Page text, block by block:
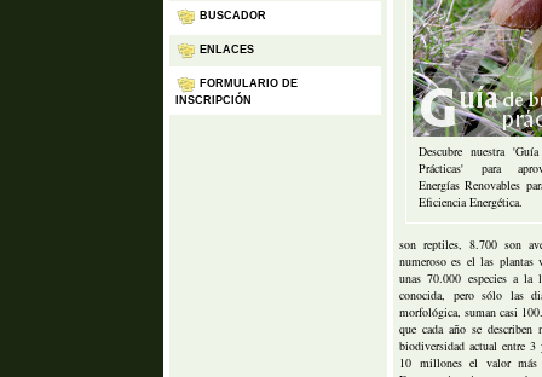
BUSCADOR
ENLACES
FORMULARIO DE
INSCRIPCIÓN
Descubre nuestra
Prácticas' para
Energías Renovables
Eficiencia Energética.
son reptiles, 8.700 son
numeroso es el las plantas
unas 70.000 especies a
conocida, pero sólo las
morfológica, suman casi
que cada año se describen
biodiversidad actual entre
10 millones el valor más